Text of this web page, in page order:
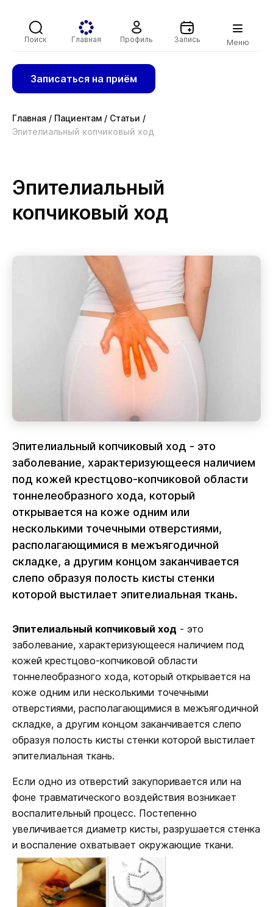
Поиск Главная Профиль Запись Меню
Записаться на приём
Главная / Пациентам / Статьи /
Эпителиальный копчиковый ход
Эпителиальный
копчиковый ход
Эпителиальный копчиковый ход - это
заболевание, характеризующееся наличием
под кожей крестцово-копчиковой области
тоннелеобразного хода, который
открывается на коже одним или
несколькими точечными отверстиями,
располагающимися в межъягодичной
складке, а другим концом заканчивается
слепо образуя полость кисты стенки
которой выстилает эпителиальная ткань.
Эпителиальный копчиковый ход - это
заболевание, характеризующееся наличием под
кожей крестцово-копчиковой области
тоннелеобразного хода, который открывается на
коже одним или несколькими точечными
отверстиями, располагающимися в межъягодичной
складке, а другим концом заканчивается слепо
образуя полость кисты стенки которой выстилает
эпителиальная ткань.
Если одно из отверстий закупоривается или на
фоне травматического воздействия возникает
воспалительный процесс. Постепенно
увеличивается диаметр кисты, разрушается стенка
и воспаление охватывает окружающие ткани.